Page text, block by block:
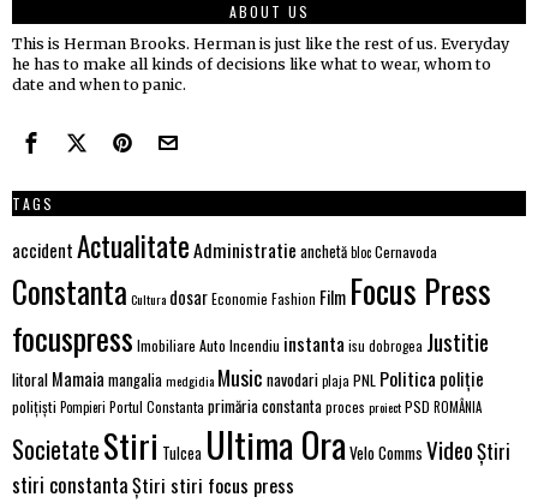
ABOUT US
This is Herman Brooks. Herman is just like the rest of us. Everyday
he has to make all kinds of decisions like what to wear, whom to
date and when to panic.
TAGS
accidentActualitateAdministratie anchetăblocCernavoda
Constanta Cultura dosarEconomie Fashion Film Focus Press
focuspress Imobiliare Auto Incendiu instanta isu dobrogea Justitie
litoral Mamaia mangaliamedgidia Music navodariplaja PNL Politica poliție
polițiști Pompieri Portul Constanta primăria constantaproces proiectPSD ROMÂNIA
SocietateStiri Tulcea Ultima Ora Velo Comms VideoȘtiri
stiri constantaȘtiri stiri focus press